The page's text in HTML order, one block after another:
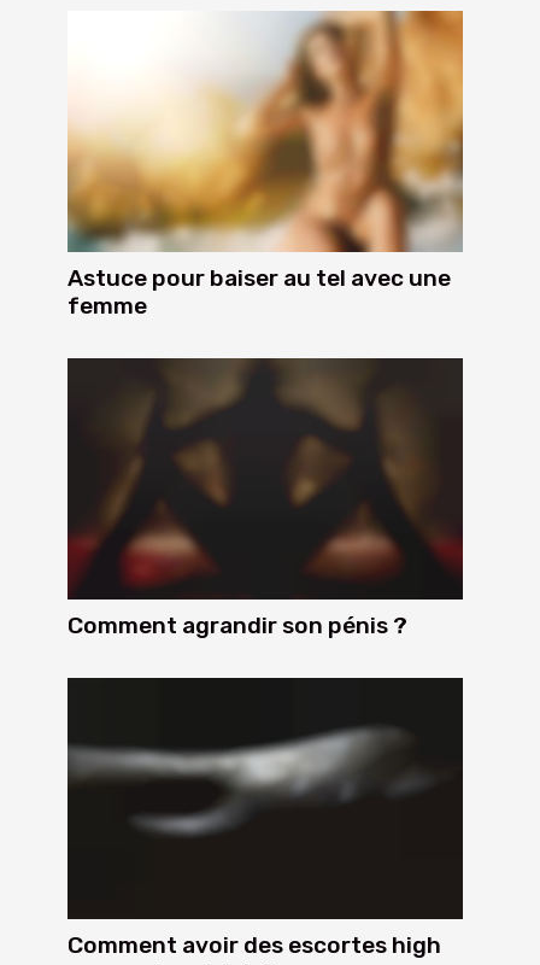
Astuce pour baiser au tel avec une
femme
Comment agrandir son pénis ?
Comment avoir des escortes high